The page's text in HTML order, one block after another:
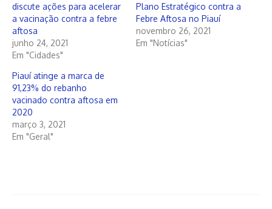
discute ações para acelerar
a vacinação contra a febre
aftosa
junho 24, 2021
Em "Cidades"
Plano Estratégico contra a
Febre Aftosa no Piauí
novembro 26, 2021
Em "Notícias"
Piauí atinge a marca de
91,23% do rebanho
vacinado contra aftosa em
2020
março 3, 2021
Em "Geral"